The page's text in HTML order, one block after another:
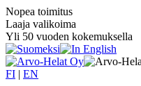
Nopea toimitus
Laaja valikoima
Yli 50 vuoden kokemuksella
FI | EN